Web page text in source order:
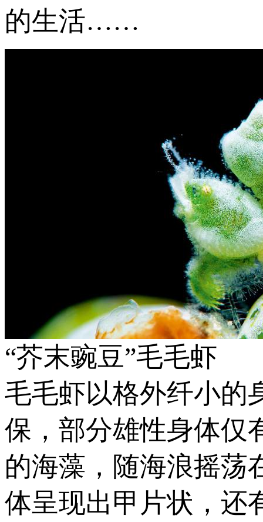
的生活……
“芥末豌豆”毛毛虾
毛毛虾以格外纤小的
保，部分雄性身体仅
的海藻，随海浪摇荡
体呈现出甲片状，还